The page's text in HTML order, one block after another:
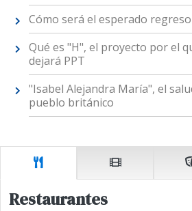
Cómo será el esperado
Qué es "H", el proyecto por el
dejará PPT
"Isabel Alejandra María", el
pueblo británico
Restaurantes